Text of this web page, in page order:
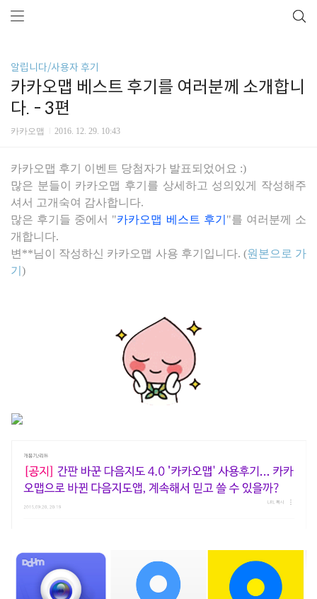
알립니다/사용자 후기
카카오맵 베스트 후기를 여러분께 소개합니
다. - 3편
카카오맵 2016. 12. 29. 10:43
카카오맵 후기 이벤트 당첨자가 발표되었어요 :)
많은 분들이 카카오맵 후기를 상세하고 성의있게 작성해주
셔서 고개숙여 감사합니다.
많은 후기들 중에서 "카카오맵 베스트 후기 "를 여러분께 소
개합니다.
변**님이 작성하신 카카오맵 사용 후기입니다. (원본으로 가
기 )